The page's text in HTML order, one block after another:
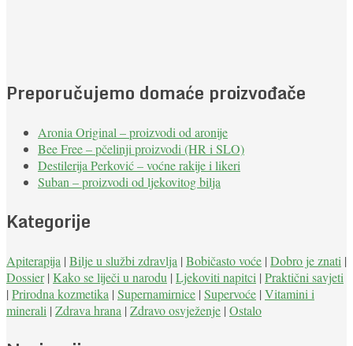
Preporučujemo domaće proizvođače
Aronia Original – proizvodi od aronije
Bee Free – pčelinji proizvodi (HR i SLO)
Destilerija Perković – voćne rakije i likeri
Suban – proizvodi od ljekovitog bilja
Kategorije
Apiterapija | Bilje u službi zdravlja | Bobičasto voće | Dobro je znati |
Dossier| Kako se liječi u narodu | Ljekoviti napitci | Praktični savjeti
| Prirodna kozmetika | Supernamirnice | Supervoće | Vitamini i
minerali | Zdrava hrana | Zdravo osvježenje | Ostalo